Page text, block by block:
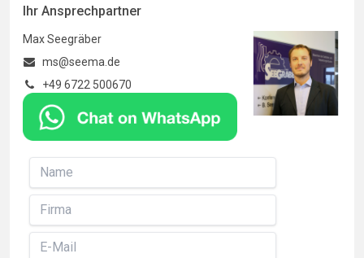
Ihr Ansprechpartner
Max Seegräber
ms@seema.de
+49 6722 500670